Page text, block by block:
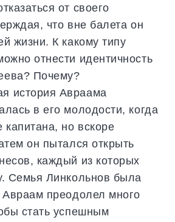
от своего
что вне балета он
жизни. К какому типу
отнести идентичность
Почему?
история Авраама
в его молодости, когда
капитана, но вскоре
он пытался открыть
каждый из которых
Семья Линкольнов была
преодолел много
стать успешным